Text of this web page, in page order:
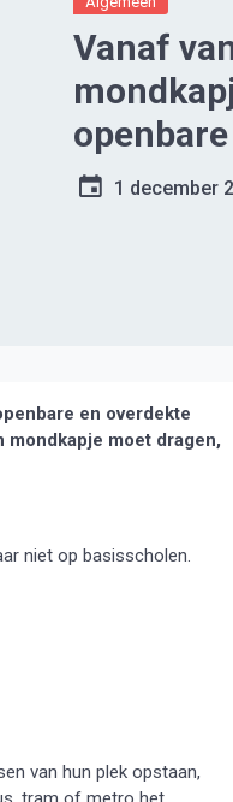
Vanaf
1 december
en overdekte
moet dragen,
niet op basisscholen.
van hun plek opstaan,